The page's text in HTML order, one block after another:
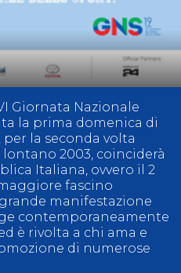
Giornata Nazionale
la prima domenica di
la seconda volta
2003, coinciderà
Italiana, ovvero il 2
fascino
manifestazione
contemporaneamente
è rivolta a chi ama e
di numerose